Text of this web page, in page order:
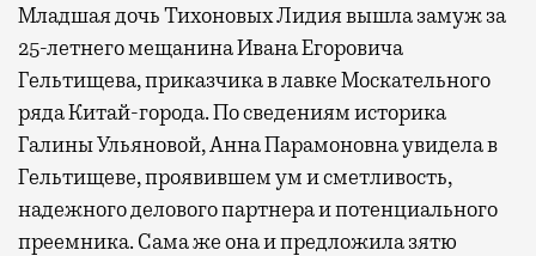
Младшая дочь Тихоновых Лидия вышла замуж за
25-летнего мещанина Ивана Егоровича
Гельтищева, приказчика в лавке Москательного
ряда Китай-города. По сведениям историка
Галины Ульяновой, Анна Парамоновна увидела в
Гельтищеве, проявившем ум и сметливость,
надежного делового партнера и потенциального
преемника. Сама же она и предложила зятю